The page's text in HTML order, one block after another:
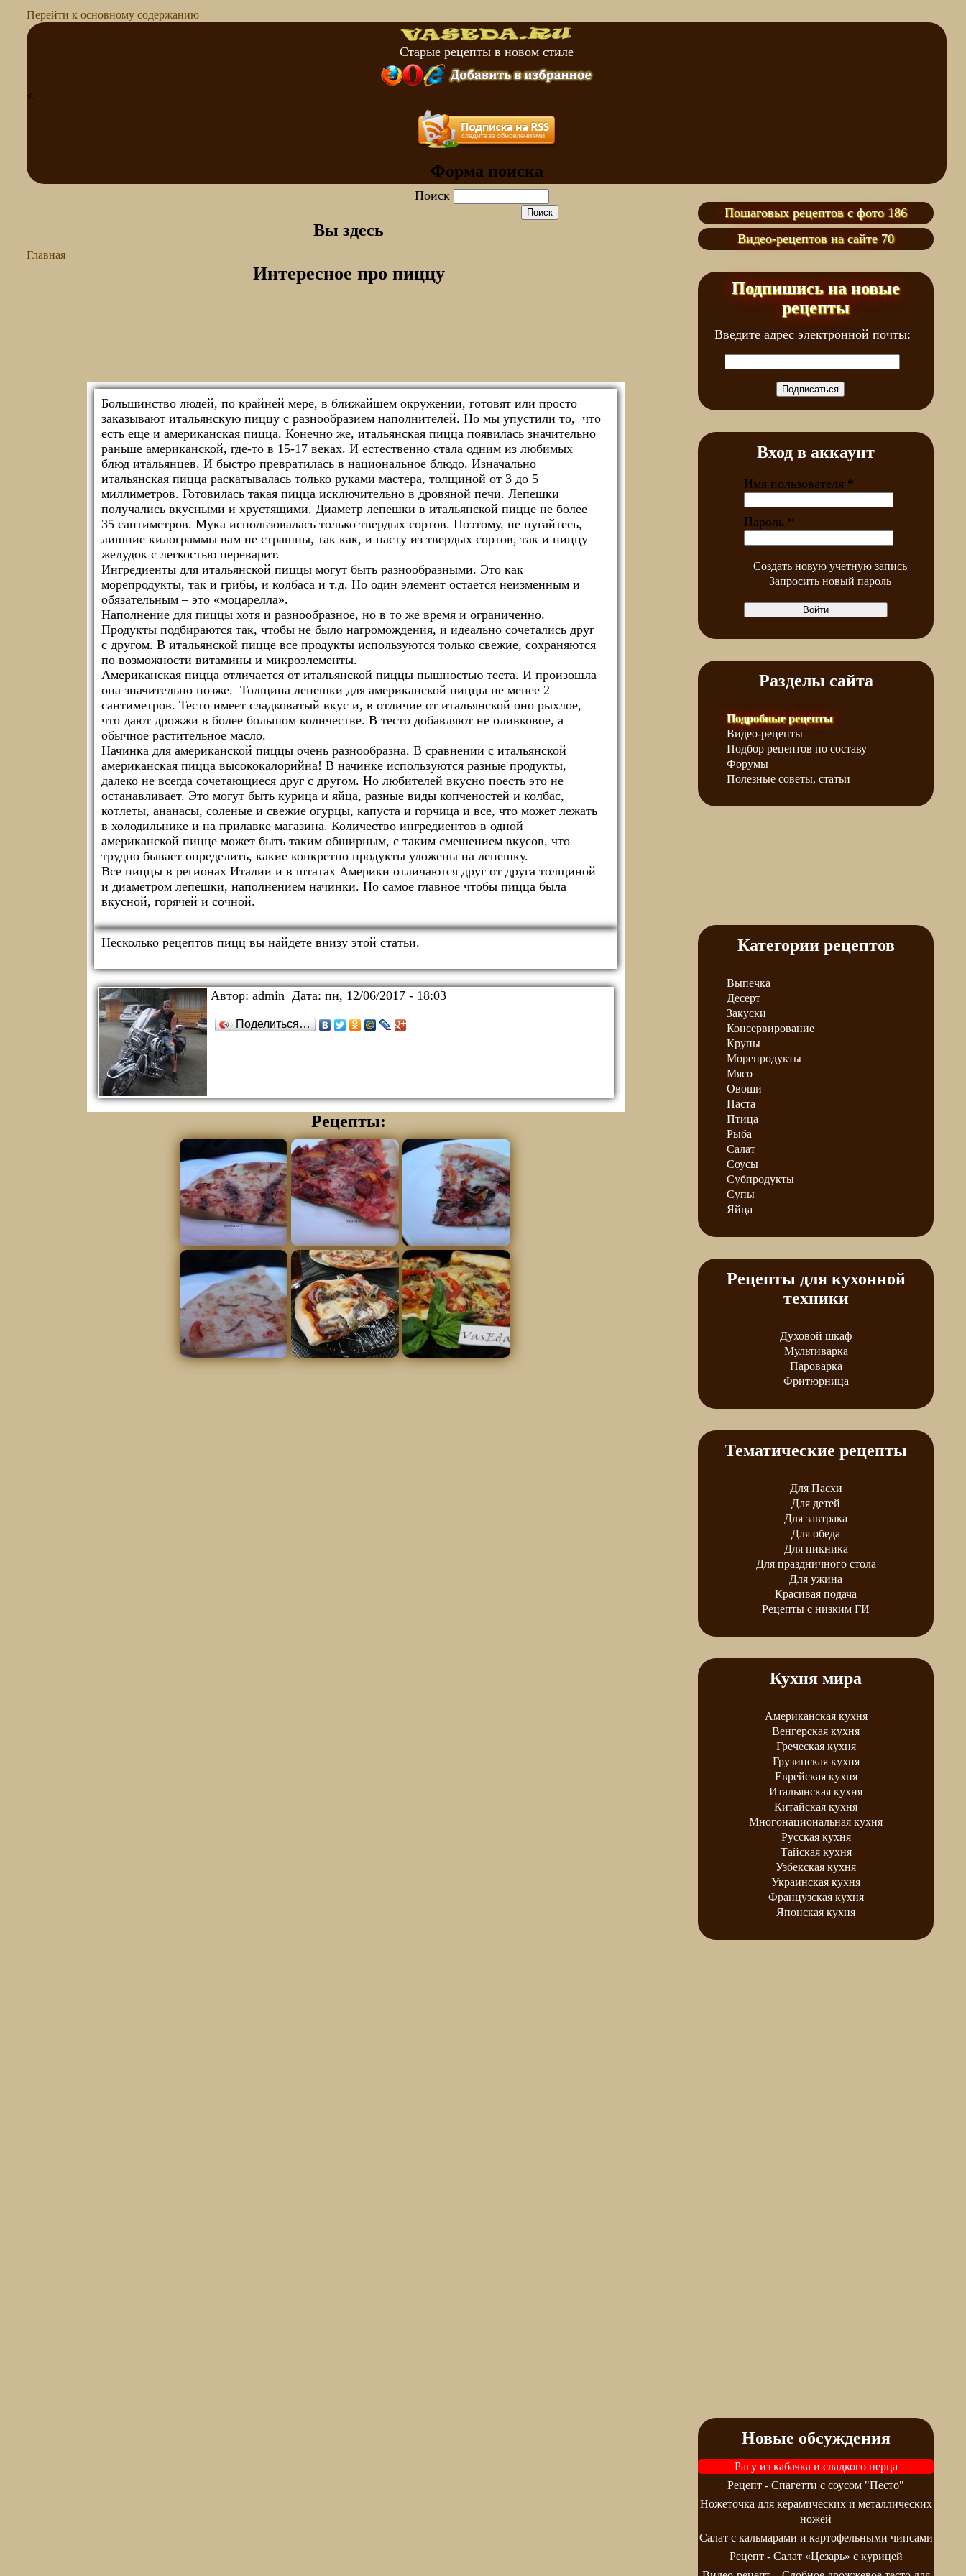
Перейти к основному содержанию
Старые рецепты в новом стиле
<
Форма поиска
Поиск
Вы здесь
Главная
Интересное про пиццу
Большинство людей, по крайней мере, в ближайшем окружении, готовят или просто
заказывают итальянскую пиццу с разнообразием наполнителей. Но мы упустили то, что
есть еще и американская пицца. Конечно же, итальянская пицца появилась значительно
раньше американской, где-то в 15-17 веках. И естественно стала одним из любимых
блюд итальянцев. И быстро превратилась в национальное блюдо. Изначально
итальянская пицца раскатывалась только руками мастера, толщиной от 3 до 5
миллиметров. Готовилась такая пицца исключительно в дровяной печи. Лепешки
получались вкусными и хрустящими. Диаметр лепешки в итальянской пицце не более
35 сантиметров. Мука использовалась только твердых сортов. Поэтому, не пугайтесь,
лишние килограммы вам не страшны, так как, и пасту из твердых сортов, так и пиццу
желудок с легкостью переварит.
Ингредиенты для итальянской пиццы могут быть разнообразными. Это как
морепродукты, так и грибы, и колбаса и т.д. Но один элемент остается неизменным и
обязательным – это «моцарелла».
Наполнение для пиццы хотя и разнообразное, но в то же время и ограниченно.
Продукты подбираются так, чтобы не было нагромождения, и идеально сочетались друг
с другом. В итальянской пицце все продукты используются только свежие, сохраняются
по возможности витамины и микроэлементы.
Американская пицца отличается от итальянской пиццы пышностью теста. И произошла
она значительно позже. Толщина лепешки для американской пиццы не менее 2
сантиметров. Тесто имеет сладковатый вкус и, в отличие от итальянской оно рыхлое,
что дают дрожжи в более большом количестве. В тесто добавляют не оливковое, а
обычное растительное масло.
Начинка для американской пиццы очень разнообразна. В сравнении с итальянской
американская пицца высококалорийна! В начинке используются разные продукты,
далеко не всегда сочетающиеся друг с другом. Но любителей вкусно поесть это не
останавливает. Это могут быть курица и яйца, разные виды копченостей и колбас,
котлеты, ананасы, соленые и свежие огурцы, капуста и горчица и все, что может лежать
в холодильнике и на прилавке магазина. Количество ингредиентов в одной
американской пицце может быть таким обширным, с таким смешением вкусов, что
трудно бывает определить, какие конкретно продукты уложены на лепешку.
Все пиццы в регионах Италии и в штатах Америки отличаются друг от друга толщиной
и диаметром лепешки, наполнением начинки. Но самое главное чтобы пицца была
вкусной, горячей и сочной.
Несколько рецептов пицц вы найдете внизу этой статьи.
Автор: admin Дата: пн, 12/06/2017 - 18:03
Поделиться…
Рецепты:
Пошаговых рецептов с фото 186
Видео-рецептов на сайте 70
Подпишись на новые
рецепты
Введите адрес электронной почты:
Вход в аккаунт
Имя пользователя *
Пароль *
Создать новую учетную запись
Запросить новый пароль
Разделы сайта
Подробные рецепты
Видео-рецепты
Подбор рецептов по составу
Форумы
Полезные советы, статьи
Категории рецептов
Выпечка
Десерт
Закуски
Консервирование
Крупы
Морепродукты
Мясо
Овощи
Паста
Птица
Рыба
Салат
Соусы
Субпродукты
Супы
Яйца
Рецепты для кухонной
техники
Духовой шкаф
Мультиварка
Пароварка
Фритюрница
Тематические рецепты
Для Пасхи
Для детей
Для завтрака
Для обеда
Для пикника
Для праздничного стола
Для ужина
Красивая подача
Рецепты с низким ГИ
Кухня мира
Американская кухня
Венгерская кухня
Греческая кухня
Грузинская кухня
Еврейская кухня
Итальянская кухня
Китайская кухня
Многонациональная кухня
Русская кухня
Тайская кухня
Узбекская кухня
Украинская кухня
Французская кухня
Японская кухня
Новые обсуждения
Рагу из кабачка и сладкого перца
Рецепт - Спагетти с соусом "Песто"
Ножеточка для керамических и металлических
ножей
Салат с кальмарами и картофельными чипсами
Рецепт - Салат «Цезарь» с курицей